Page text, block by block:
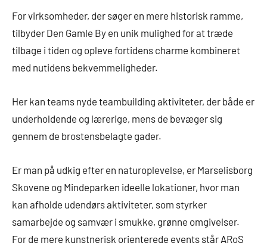
For virksomheder, der søger en mere historisk ramme,
tilbyder Den Gamle By en unik mulighed for at træde
tilbage i tiden og opleve fortidens charme kombineret
med nutidens bekvemmeligheder.
Her kan teams nyde teambuilding aktiviteter, der både er
underholdende og lærerige, mens de bevæger sig
gennem de brostensbelagte gader.
Er man på udkig efter en naturoplevelse, er Marselisborg
Skovene og Mindeparken ideelle lokationer, hvor man
kan afholde udendørs aktiviteter, som styrker
samarbejde og samvær i smukke, grønne omgivelser.
For de mere kunstnerisk orienterede events står ARoS